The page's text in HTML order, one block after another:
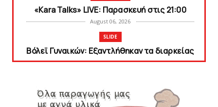
«Kara Talks» LIVE: Παρασκευή στις 21:00
August 06, 2026
SLIDE
Bόλεϊ Γυναικών: Εξαντλήθηκαν τα διαρκείας
για τη Θύρα 2
Στην AEΛ ο Παπαγεωργίου